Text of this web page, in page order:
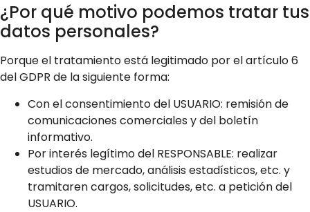
¿Por qué motivo podemos tratar tus
datos personales?
Porque el tratamiento está legitimado por el artículo 6
del GDPR de la siguiente forma:
Con el consentimiento del USUARIO: remisión de
comunicaciones comerciales y del boletín
informativo.
Por interés legítimo del RESPONSABLE: realizar
estudios de mercado, análisis estadísticos, etc. y
tramitaren cargos, solicitudes, etc. a petición del
USUARIO.